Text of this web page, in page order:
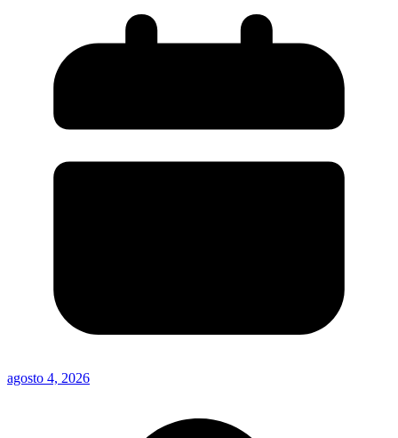
agosto 4, 2026